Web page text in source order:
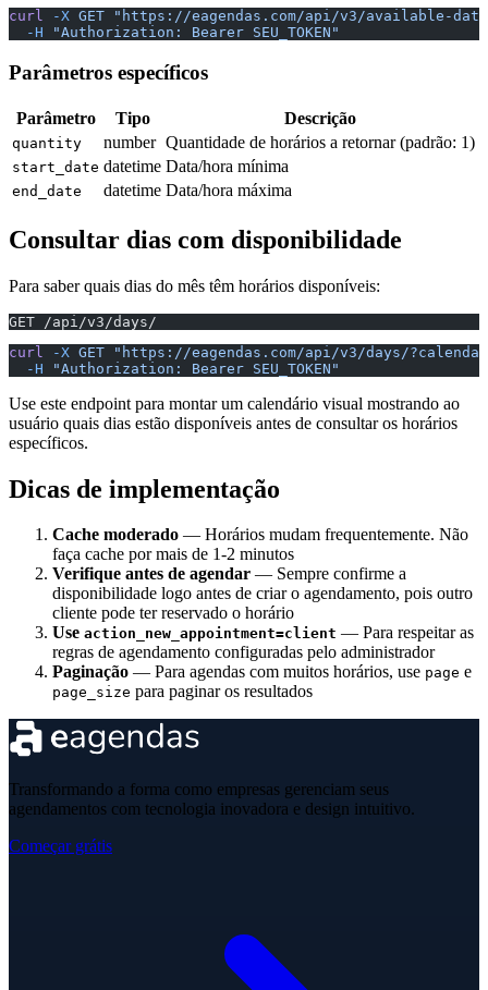
curl -X GET "https://eagendas.com/api/v3/available-
  -H
"Authorization: Bearer SEU_TOKEN"
Parâmetros específicos
Parâmetro Tipo Descrição
quantity number Quantidade de horários a retornar (padrão: 1)
start_date datetime Data/hora mínima
end_date datetime Data/hora máxima
Consultar dias com disponibilidade
Para saber quais dias do mês têm horários disponíveis:
GET /api/v3/days/
curl
-X GET "https://eagendas.com/api/v3/days/
  -H
"Authorization: Bearer SEU_TOKEN"
Use este endpoint para montar um calendário visual mostrando ao
usuário quais dias estão disponíveis antes de consultar os horários
específicos.
Dicas de implementação
Cache moderado — Horários mudam frequentemente. Não
faça cache por mais de 1-2 minutos
Verifique antes de agendar — Sempre confirme a
disponibilidade logo antes de criar o agendamento, pois outro
cliente pode ter reservado o horário
Use action_new_appointment=client — Para respeitar as
regras de agendamento configuradas pelo administrador
Paginação — Para agendas com muitos horários, use page e
page_size para paginar os resultados
Transformando a forma como empresas gerenciam seus
agendamentos com tecnologia inovadora e design intuitivo.
Começar grátis